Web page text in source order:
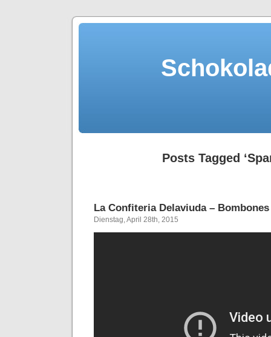
Posts Tagged
La Confiteria Delaviuda –
Dienstag, April 28th, 2015